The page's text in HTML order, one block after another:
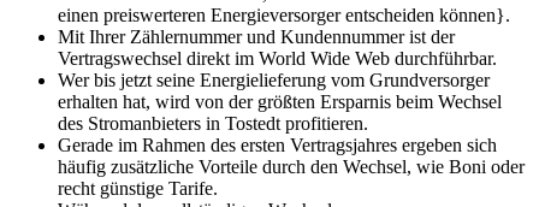
einen preiswerteren Energieversorger entscheiden können}.
Mit Ihrer Zählernummer und Kundennummer ist der
Vertragswechsel direkt im World Wide Web durchführbar.
Wer bis jetzt seine Energielieferung vom Grundversorger
erhalten hat, wird von der größten Ersparnis beim Wechsel
des Stromanbieters in Tostedt profitieren.
Gerade im Rahmen des ersten Vertragsjahres ergeben sich
häufig zusätzliche Vorteile durch den Wechsel, wie Boni oder
recht günstige Tarife.